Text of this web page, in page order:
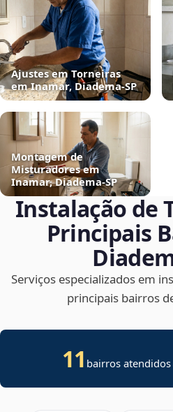
Ajustes em Torneiras
em Inamar, Diadema‑SP
Montagem de
Misturadores em
Inamar, Diadema‑SP
Instalação de
Principais
Serviços especializados em
principais bairros
11 bairros